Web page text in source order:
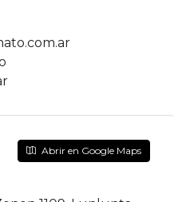
Abrir en Google Maps